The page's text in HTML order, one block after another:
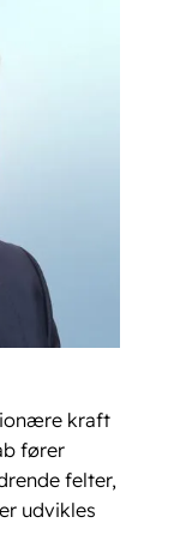
kraft
fører
felter,
udvikles